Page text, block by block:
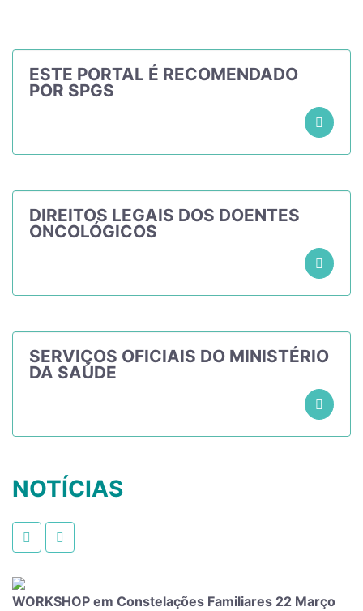
ESTE PORTAL É RECOMENDADO
POR SPGS
DIREITOS LEGAIS DOS DOENTES
ONCOLÓGICOS
SERVIÇOS OFICIAIS DO MINISTÉRIO
DA SAÚDE
NOTÍCIAS
EVENTO INTERNACIONAL LISBOA Dr.ª Graziella